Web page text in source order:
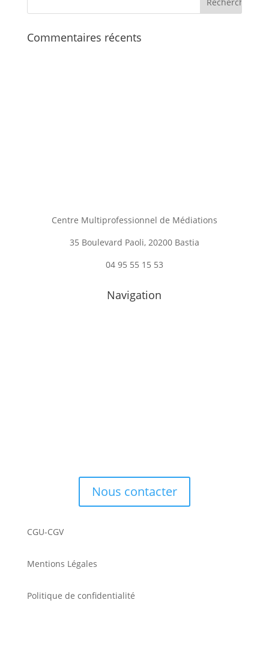
Commentaires récents
Centre Multiprofessionnel de Médiations
35 Boulevard Paoli, 20200 Bastia
04 95 55 15 53
Navigation
Nous contacter
CGU-CGV
Mentions Légales
Politique de confidentialité